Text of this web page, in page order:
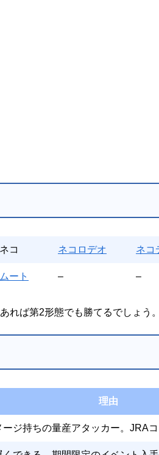
コ ネコロデオ ネコ
ート – –
れば第2形態でも勝てるでしょう。
理由
ジ持ちの量産アタッカー。JRAコ